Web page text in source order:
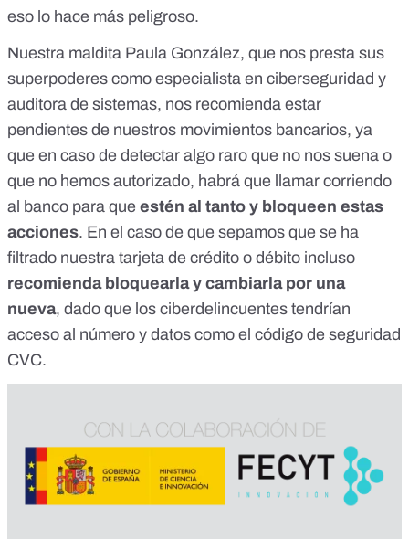
eso lo hace más peligroso.
Nuestra maldita Paula González, que nos presta sus
superpoderes como especialista en ciberseguridad y
auditora de sistemas, nos recomienda estar
pendientes de nuestros movimientos bancarios, ya
que en caso de detectar algo raro que no nos suena o
que no hemos autorizado, habrá que llamar corriendo
al banco para que estén al tanto y bloqueen estas
acciones. En el caso de que sepamos que se ha
filtrado nuestra tarjeta de crédito o débito incluso
recomienda bloquearla y cambiarla por una
nueva, dado que los ciberdelincuentes tendrían
acceso al número y datos como el código de seguridad
CVC.